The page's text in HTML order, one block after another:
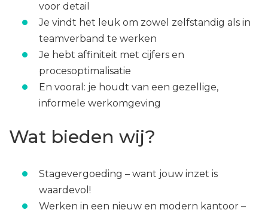
voor detail
Je vindt het leuk om zowel zelfstandig als in
teamverband te werken
Je hebt affiniteit met cijfers en
procesoptimalisatie
En vooral: je houdt van een gezellige,
informele werkomgeving
Wat bieden wij?
Stagevergoeding – want jouw inzet is
waardevol!
Werken in een nieuw en modern kantoor –